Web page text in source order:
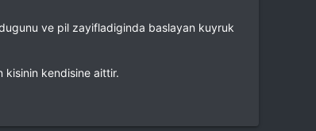
ve pil zayifladiginda baslayan kuyruk
kisinin kendisine aittir.